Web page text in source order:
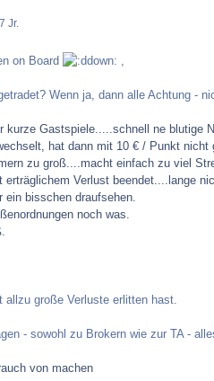
Jr.
on Board ,
Wenn ja, dann alle Achtung -
kurze Gastspiele.....schnell ne blutige
hat dann mit 10 € / Punkt nicht
zu groß....macht einfach zu viel
Verlust beendet....lange
ein bisschen draufsehen.
noch was.
große Verluste erlitten hast.
- sowohl zu Brokern wie zur TA -
von machen